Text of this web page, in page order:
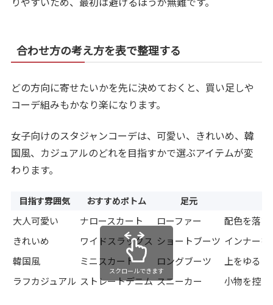
合わせ方の考え方を表で整理する
どの方向に寄せたいかを先に決めておくと、買い足しや
コーデ組みもかなり楽になります。
女子向けのスタジャンコーデは、可愛い、きれいめ、韓
国風、カジュアルのどれを目指すかで選ぶアイテムが変
わります。
目指す雰囲気 おすすめボトム 足元
大人可愛い ナロースカート ローファー
配色を落ち
きれいめ
ワイドスラックス ショートブーツ インナー
韓国風
ミニスカート ロングブーツ
上をゆる
ラフカジュアル ストレートデニム スニーカー 小物を控え
スクロールできます